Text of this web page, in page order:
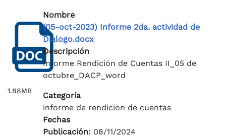
1.88MB
Nombre
(05-oct-2023) Informe 2da. actividad de
Dialogo.docx
Descripción
Informe Rendición de Cuentas II_05 de
octubre_DACP_word
Categoría
informe de rendicion de cuentas
Fechas
Publicación: 08/11/2024